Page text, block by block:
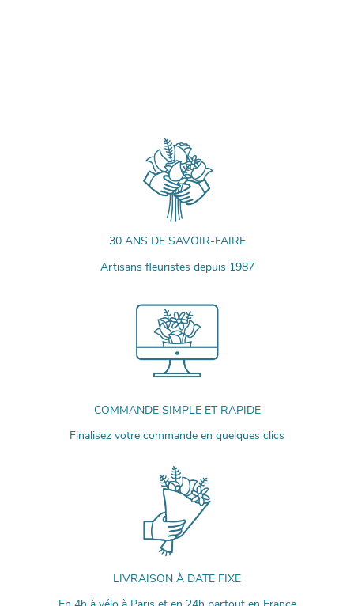
30 ANS DE SAVOIR-FAIRE
Artisans fleuristes depuis 1987
COMMANDE SIMPLE ET RAPIDE
Finalisez votre commande en quelques clics
LIVRAISON À DATE FIXE